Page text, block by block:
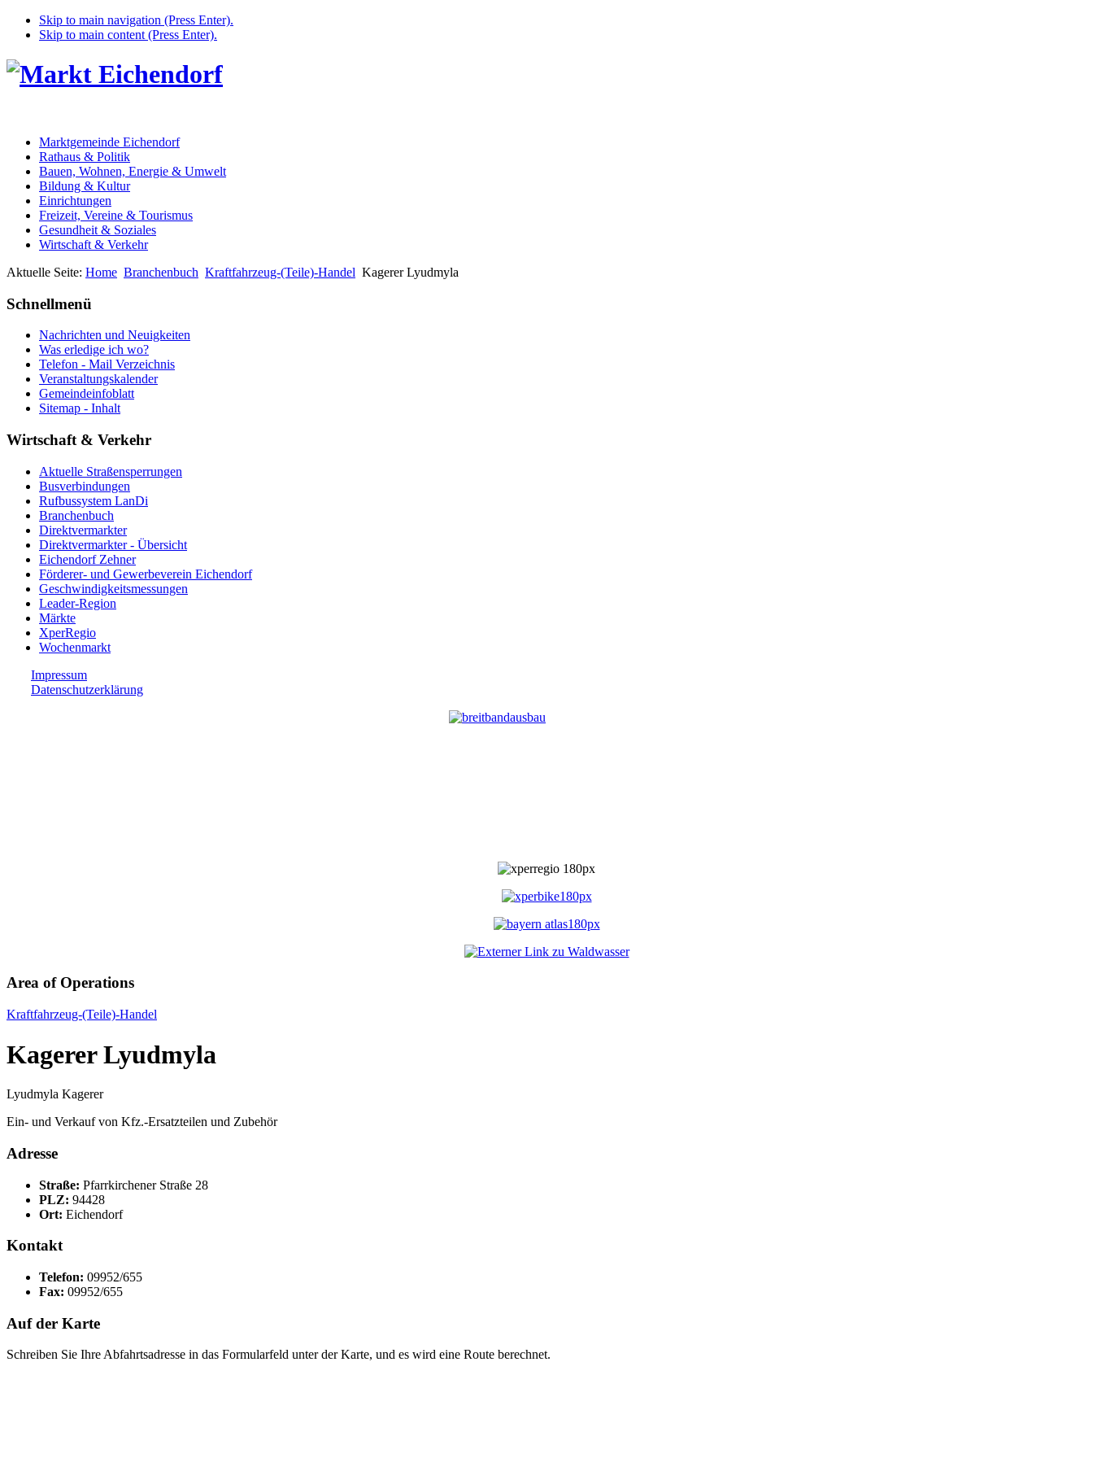
Skip to main navigation (Press Enter).
Skip to main content (Press Enter).
Marktgemeinde Eichendorf
Rathaus & Politik
Bauen, Wohnen, Energie & Umwelt
Bildung & Kultur
Einrichtungen
Freizeit, Vereine & Tourismus
Gesundheit & Soziales
Wirtschaft & Verkehr
Aktuelle Seite: Home Branchenbuch Kraftfahrzeug-(Teile)-Handel Kagerer Lyudmyla
Schnellmenü
Nachrichten und Neuigkeiten
Was erledige ich wo?
Telefon - Mail Verzeichnis
Veranstaltungskalender
Gemeindeinfoblatt
Sitemap - Inhalt
Wirtschaft & Verkehr
Aktuelle Straßensperrungen
Busverbindungen
Rufbussystem LanDi
Branchenbuch
Direktvermarkter
Direktvermarkter - Übersicht
Eichendorf Zehner
Förderer- und Gewerbeverein Eichendorf
Geschwindigkeitsmessungen
Leader-Region
Märkte
XperRegio
Wochenmarkt
Impressum
Datenschutzerklärung
Area of Operations
Kraftfahrzeug-(Teile)-Handel
Kagerer Lyudmyla
Lyudmyla Kagerer
Ein- und Verkauf von Kfz.-Ersatzteilen und Zubehör
Adresse
Straße: Pfarrkirchener Straße 28
PLZ: 94428
Ort: Eichendorf
Kontakt
Telefon: 09952/655
Fax: 09952/655
Auf der Karte
Schreiben Sie Ihre Abfahrtsadresse in das Formularfeld unter der Karte, und es wird eine Route berechnet.